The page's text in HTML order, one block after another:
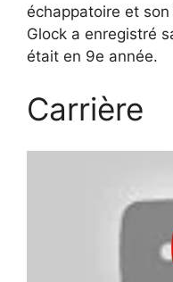
échappatoire et
Glock a enregistré
était en 9e année.
Carrière